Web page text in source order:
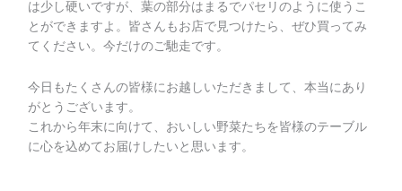
は少し硬いですが、葉の部分はまるでパセリのように使うこ
とができますよ。皆さんもお店で見つけたら、ぜひ買ってみ
てください。今だけのご馳走です。
今日もたくさんの皆様にお越しいただきまして、本当にあり
がとうございます。
これから年末に向けて、おいしい野菜たちを皆様のテーブル
に心を込めてお届けしたいと思います。